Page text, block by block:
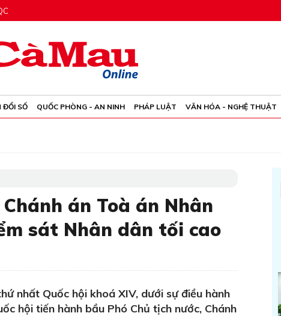
ĐỔI SỐ QUỐC PHÒNG - AN NINH PHÁP LUẬT VĂN HÓA - NGHỆ THUẬT
án Toà án Nhân
sát Nhân dân tối cao
nhất Quốc hội khoá XIV, dưới sự điều hành
hội tiến hành bầu Phó Chủ tịch nước, Chánh